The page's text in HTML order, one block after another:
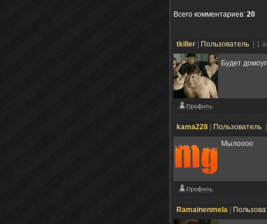
Всего комментариев: 20
tkiller Пользователь | 1
Будет
kama228 Пользователь
Мылоооо
Ramainenmela